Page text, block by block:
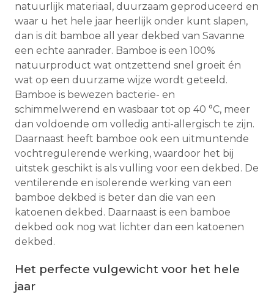
natuurlijk materiaal, duurzaam geproduceerd en
waar u het hele jaar heerlijk onder kunt slapen,
dan is dit bamboe all year dekbed van Savanne
een echte aanrader. Bamboe is een 100%
natuurproduct wat ontzettend snel groeit én
wat op een duurzame wijze wordt geteeld.
Bamboe is bewezen bacterie- en
schimmelwerend en wasbaar tot op 40 °C, meer
dan voldoende om volledig anti-allergisch te zijn.
Daarnaast heeft bamboe ook een uitmuntende
vochtregulerende werking, waardoor het bij
uitstek geschikt is als vulling voor een dekbed. De
ventilerende en isolerende werking van een
bamboe dekbed is beter dan die van een
katoenen dekbed. Daarnaast is een bamboe
dekbed ook nog wat lichter dan een katoenen
dekbed.
Het perfecte vulgewicht voor het hele
jaar